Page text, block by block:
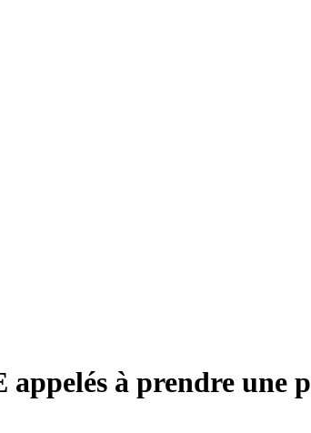
appelés à prendre une